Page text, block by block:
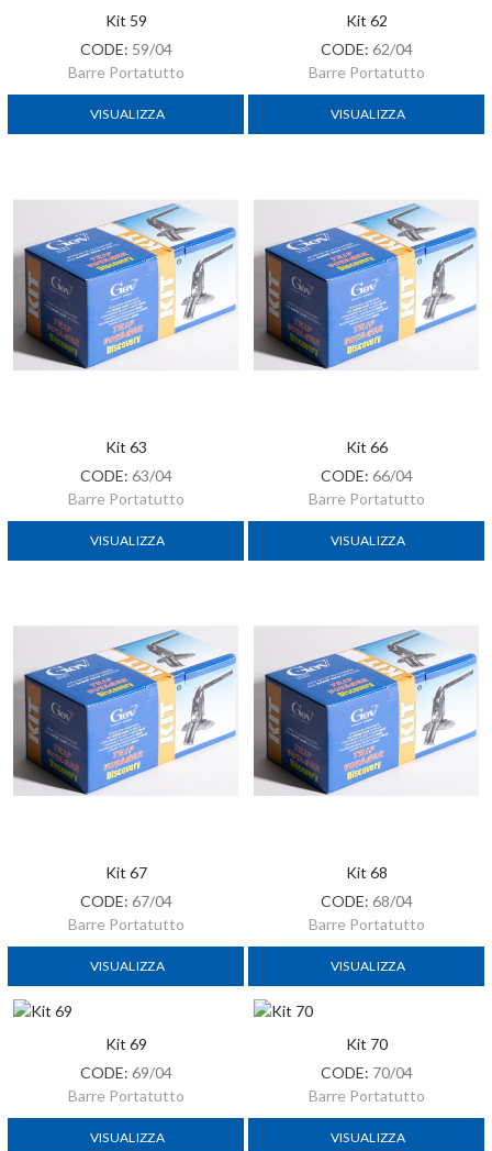
Kit 59
CODE: 59/04
Barre Portatutto
VISUALIZZA
Kit 62
CODE: 62/04
Barre Portatutto
VISUALIZZA
Kit 63
CODE: 63/04
Barre Portatutto
VISUALIZZA
Kit 66
CODE: 66/04
Barre Portatutto
VISUALIZZA
Kit 67
CODE: 67/04
Barre Portatutto
VISUALIZZA
Kit 68
CODE: 68/04
Barre Portatutto
VISUALIZZA
Kit 69
CODE: 69/04
Barre Portatutto
VISUALIZZA
Kit 70
CODE: 70/04
Barre Portatutto
VISUALIZZA